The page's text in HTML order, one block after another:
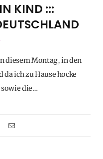
KIND :::
diesem Montag, in den
ich zu Hause hocke
die…